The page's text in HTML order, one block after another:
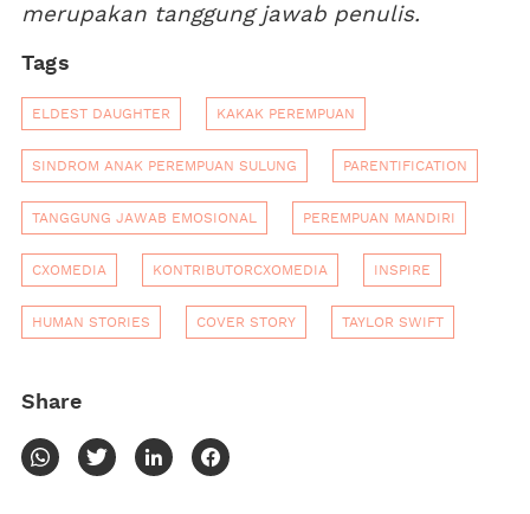
merupakan tanggung jawab penulis.
Tags
ELDEST DAUGHTER KAKAK PEREMPUAN
SINDROM ANAK PEREMPUAN SULUNG PARENTIFICATION
TANGGUNG JAWAB EMOSIONAL PEREMPUAN MANDIRI
CXOMEDIA KONTRIBUTORCXOMEDIA INSPIRE
HUMAN STORIES COVER STORY TAYLOR SWIFT
Share